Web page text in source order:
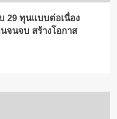
29 ทุนแบบต่อเนื่อง
จนจบ สร้างโอกาส